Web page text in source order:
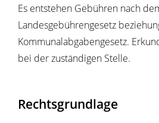
Es entstehen Gebühren nach
Landesgebührengesetz
Kommunalabgabengesetz.
bei der zuständigen Stelle.
Rechtsgrundlage